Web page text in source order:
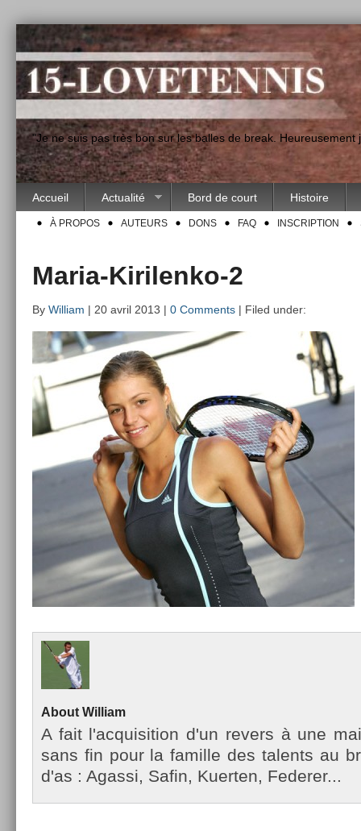
"Je ne suis pas très bon sur les balles de break.
Accueil Actualité Bord de court Histoire
À PROPOS AUTEURS DONS FAQ INSCRIPTION
Maria-Kirilenko-2
By William | 20 avril 2013 | 0 Comments | Filed under:
About Wil­liam
A fait l'ac­quisi­tion d'un re­v­ers à une
sans fin pour la famil­le des talents au
d'as : Agas­si, Safin, Kuert­en, Feder­er...